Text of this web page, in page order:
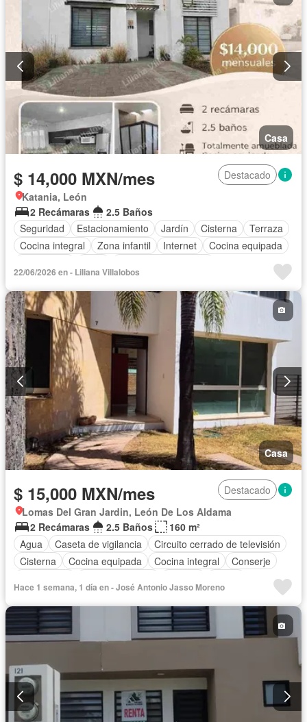
Casa
$ 14,000 MXN/mes
Destacado
Katania, León
2 Recámaras
2.5 Baños
Seguridad
Estacionamiento Jardín Cisterna
Terraza
Cocina integral
Zona infantil Internet
Cocina equipada
Caseta de vigilancia
Wifi
Permite niños
Completamente amueblado
22/06/2026 en - Liliana Villalobos
Casa
$ 15,000 MXN/mes
Destacado
Lomas Del Gran Jardin, León De Los Aldama
2 Recámaras
2.5 Baños
160 m²
Agua
Caseta de vigilancia
Circuito cerrado de televisión
Cisterna
Cocina equipada Cocina integral
Conserje
Recámara con closet
Seguridad
Televisión por cable
Wifi
Zonas verdes Permite mascotas
Permite niños
Sin amueblar
Hace 1 semana, 1 día en - José Antonio Jasso Moreno